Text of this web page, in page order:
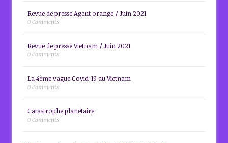
Revue de presse Agent orange / Juin 2021
0 Comments
Revue de presse Vietnam / Juin 2021
0 Comments
La 4ème vague Covid-19 au Vietnam
0 Comments
Catastrophe planétaire
0 Comments